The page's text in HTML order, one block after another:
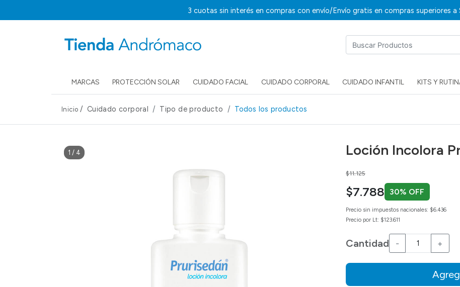
3 cuotas sin interés en compras con envío/Envío gratis en compras superiores
MARCAS PROTECCIÓN SOLAR CUIDADO FACIAL CUIDADO CORPORAL CUIDADO INFANTIL KITS Y
Inicio / Cuidado corporal Tipo de producto Todos los productos
1 / 4 Loción Incolora
Price reduced from
$11.125
$7.788 30% OFF
Precio sin impuestos nacionales: $6.436
Precio por Lt: $123.611
Cantidad - +